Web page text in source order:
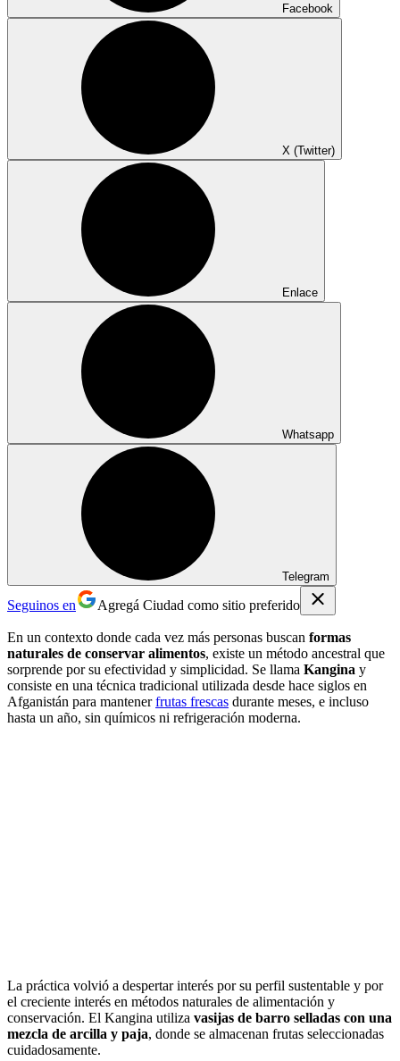
Facebook
X (Twitter)
Enlace
Whatsapp
Telegram
Seguinos en Agregá Ciudad como sitio preferido
En un contexto donde cada vez más personas buscan formas
naturales de conservar alimentos, existe un método ancestral que
sorprende por su efectividad y simplicidad. Se llama Kangina y
consiste en una técnica tradicional utilizada desde hace siglos en
Afganistán para mantenerfrutas frescas durante meses, e incluso
hasta un año, sin químicos ni refrigeración moderna.
La práctica volvió a despertar interés por su perfil sustentable y por
el creciente interés en métodos naturales de alimentación y
conservación. El Kangina utiliza vasijas de barro selladas con una
mezcla de arcilla y paja, donde se almacenan frutas seleccionadas
cuidadosamente.